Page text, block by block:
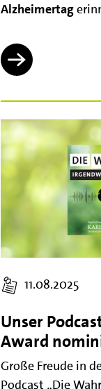
Alzheimertag
11.08.2025
Unser
Award
Große Freude in
Podcast „Die